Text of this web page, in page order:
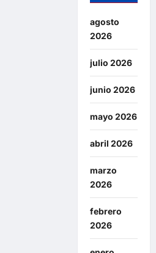
agosto
2026
julio 2026
junio 2026
mayo 2026
abril 2026
marzo
2026
febrero
2026